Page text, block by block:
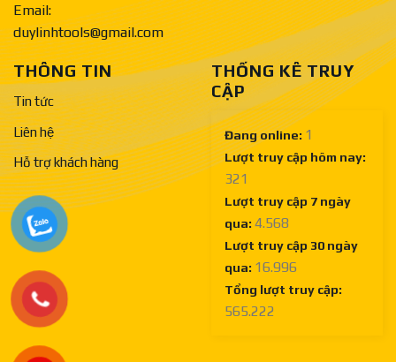
Email:
duylinhtools@gmail.com
THÔNG TIN
Tin tức
Liên hệ
Hỗ trợ khách hàng
THỐNG KÊ TRUY
CẬP
Đang online: 1
Lượt truy cập hôm nay:
321
Lượt truy cập 7 ngày
qua: 4.568
Lượt truy cập 30 ngày
qua: 16.996
Tổng lượt truy cập:
565.222